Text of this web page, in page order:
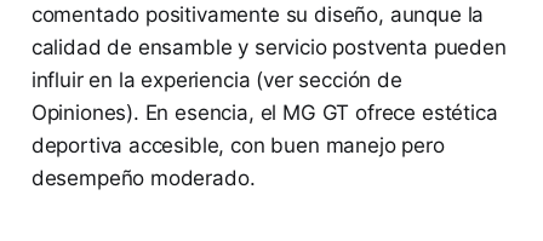
comentado positivamente su diseño, aunque la
calidad de ensamble y servicio postventa pueden
influir en la experiencia (ver sección de
Opiniones). En esencia, el MG GT ofrece estética
deportiva accesible, con buen manejo pero
desempeño moderado.